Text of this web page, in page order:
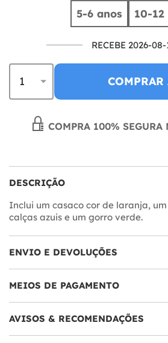
5-6 anos 10-12
RECEBE 2026-08-
COMPRAR
COMPRA 100%
DESCRIÇÃO
Inclui um casaco cor de laranja,
calças azuis e um gorro verde.
ENVIO E DEVOLUÇÕES
MEIOS DE PAGAMENTO
AVISOS & RECOMENDAÇÕES